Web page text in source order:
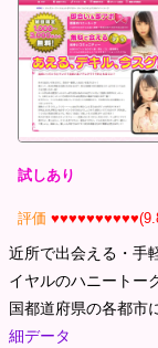
試しあり
評価
近所で出会える・手
イヤルのハニートー
国都道府県の各都市
細データ